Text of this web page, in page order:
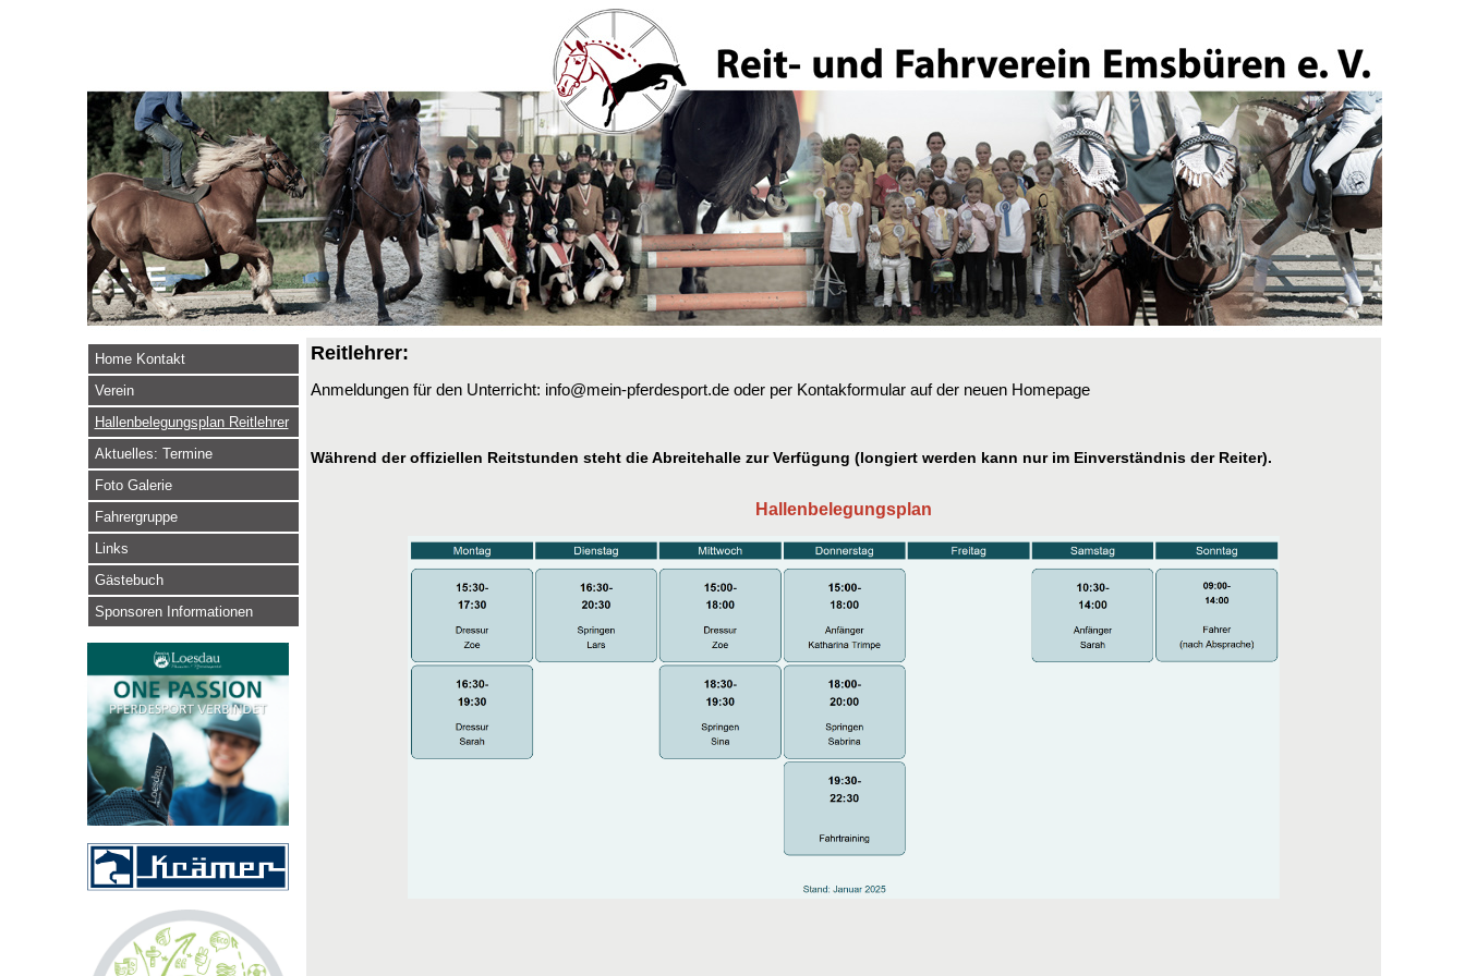
Home Kontakt
Verein
Hallenbelegungsplan Reitlehrer
Aktuelles: Termine
Foto Galerie
Fahrergruppe
Links
Gästebuch
Sponsoren Informationen
Reitlehrer:
Anmeldungen für den Unterricht: info@mein-pferdesport.de oder per Kontakformular auf der neuen Homepage
Während der offiziellen Reitstunden steht die Abreitehalle zur Verfügung (longiert werden kann nur im Einverständnis der Reiter).
Hallenbelegungsplan